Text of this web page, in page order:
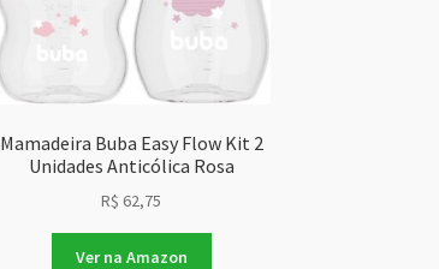
Mamadeira Buba Easy Flow Kit 2
Unidades Anticólica Rosa
R$ 62,75
Ver na Amazon